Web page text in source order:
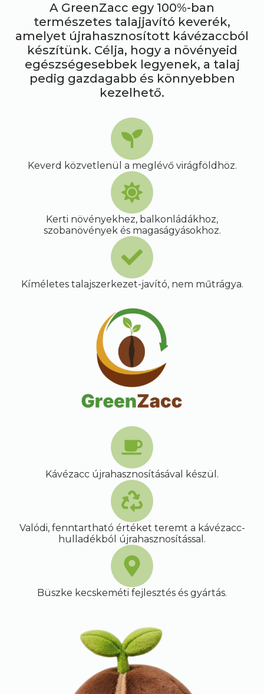
A GreenZacc egy 100%-ban
természetes talajjavító keverék,
amelyet újrahasznosított kávézaccból
készítünk. Célja, hogy a növényeid
egészségesebbek legyenek, a talaj
pedig gazdagabb és könnyebben
kezelhető.
Keverd közvetlenül a meglévő virágföldhöz.
Kerti növényekhez, balkonládákhoz,
szobanövények és magaságyásokhoz.
Kíméletes talajszerkezet-javító, nem műtrágya.
Kávézacc újrahasznosításával készül.
Valódi, fenntartható értéket teremt a kávézacc-
hulladékból újrahasznosítással.
Büszke kecskeméti fejlesztés és gyártás.